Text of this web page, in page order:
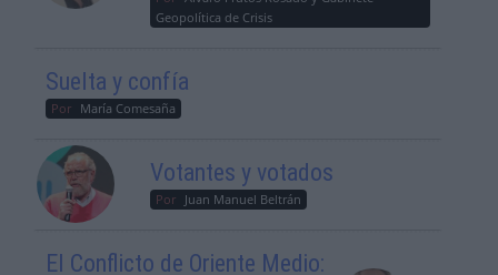
Geopolítica de Crisis
Suelta y confía
Por María Comesaña
Votantes y votados
Por Juan Manuel Beltrán
El Conflicto de Oriente Medio: